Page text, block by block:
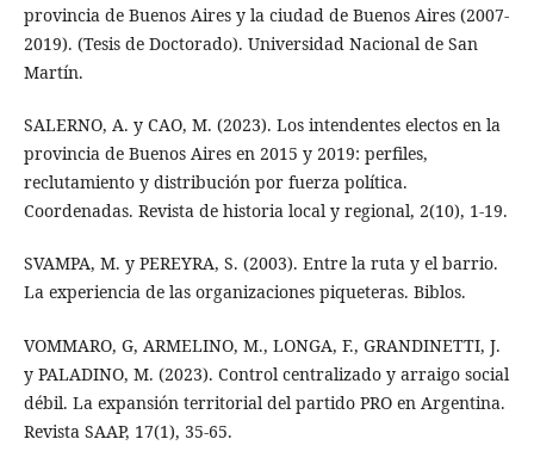
provincia de Buenos Aires y la ciudad de Buenos Aires (2007-
2019). (Tesis de Doctorado). Universidad Nacional de San
Martín.
SALERNO, A. y CAO, M. (2023). Los intendentes electos en la
provincia de Buenos Aires en 2015 y 2019: perfiles,
reclutamiento y distribución por fuerza política.
Coordenadas. Revista de historia local y regional, 2(10), 1-19.
SVAMPA, M. y PEREYRA, S. (2003). Entre la ruta y el barrio.
La experiencia de las organizaciones piqueteras. Biblos.
VOMMARO, G, ARMELINO, M., LONGA, F., GRANDINETTI, J.
y PALADINO, M. (2023). Control centralizado y arraigo social
débil. La expansión territorial del partido PRO en Argentina.
Revista SAAP, 17(1), 35-65.